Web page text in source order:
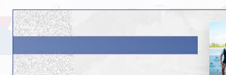
Gasztonyi Péter – evezés
Velük tart két fantasztikus edzőnk is, akik szakmai
Dr. Alföldi Zoltán
Július 25–27. között szurkoljatok velünk a magyar és a győri